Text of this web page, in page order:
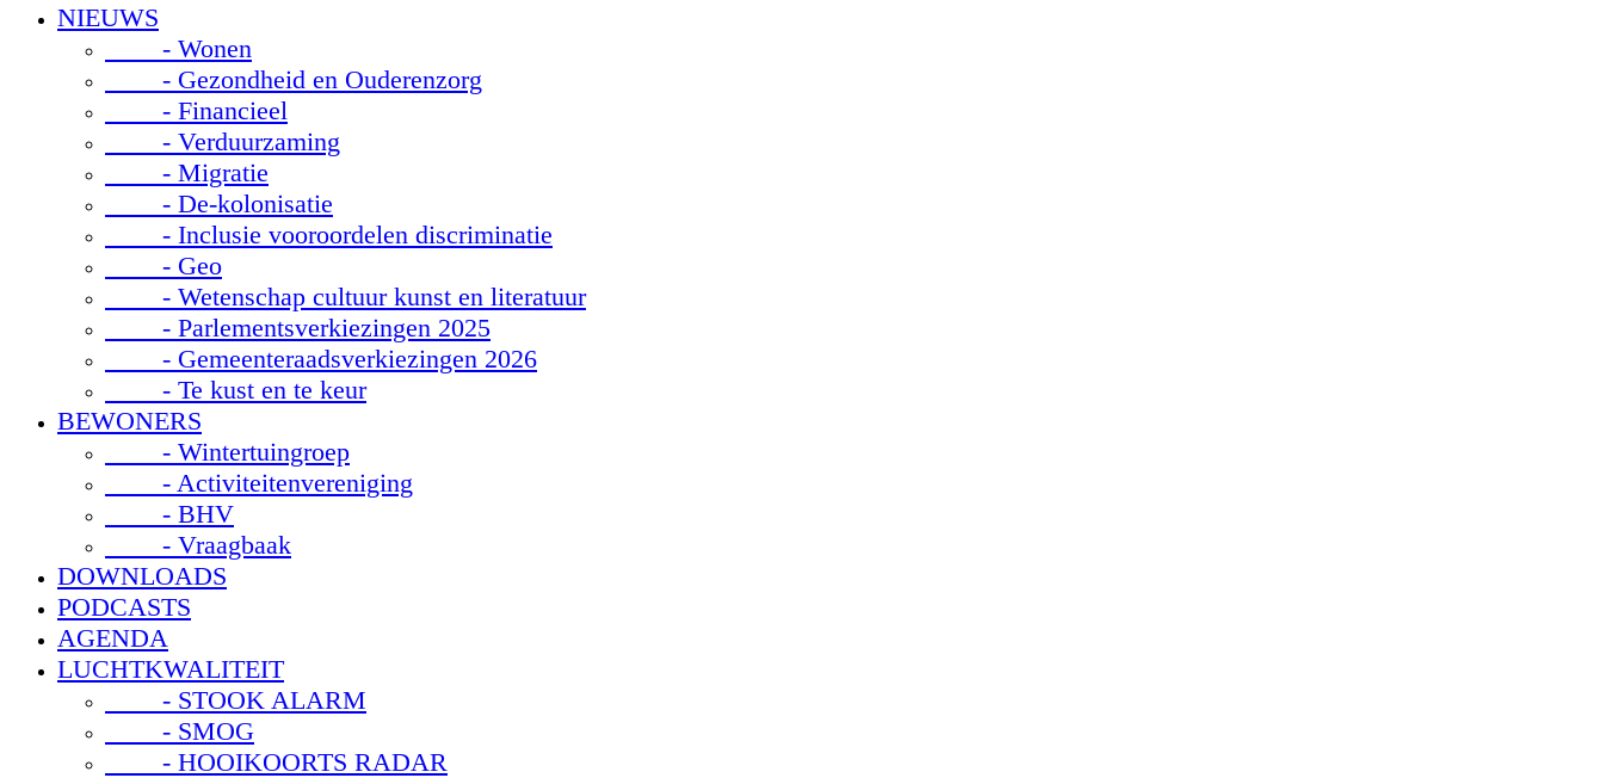
NIEUWS
- Wonen
- Gezondheid en Ouderenzorg
- Financieel
- Verduurzaming
- Migratie
- De-kolonisatie
- Inclusie vooroordelen discriminatie
- Geo
- Wetenschap cultuur kunst en literatuur
- Parlementsverkiezingen 2025
- Gemeenteraadsverkiezingen 2026
- Te kust en te keur
BEWONERS
- Wintertuingroep
- Activiteitenvereniging
- BHV
- Vraagbaak
DOWNLOADS
PODCASTS
AGENDA
LUCHTKWALITEIT
- STOOK ALARM
- SMOG
- HOOIKOORTS RADAR